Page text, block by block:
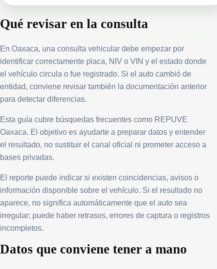
Qué revisar en la consulta
En Oaxaca, una consulta vehicular debe empezar por
identificar correctamente placa, NIV o VIN y el estado donde
el vehículo circula o fue registrado. Si el auto cambió de
entidad, conviene revisar también la documentación anterior
para detectar diferencias.
Esta guía cubre búsquedas frecuentes como REPUVE
Oaxaca. El objetivo es ayudarte a preparar datos y entender
el resultado, no sustituir el canal oficial ni prometer acceso a
bases privadas.
El reporte puede indicar si existen coincidencias, avisos o
información disponible sobre el vehículo. Si el resultado no
aparece, no significa automáticamente que el auto sea
irregular; puede haber retrasos, errores de captura o registros
incompletos.
Datos que conviene tener a mano